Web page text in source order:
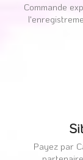
Commande
Payez par